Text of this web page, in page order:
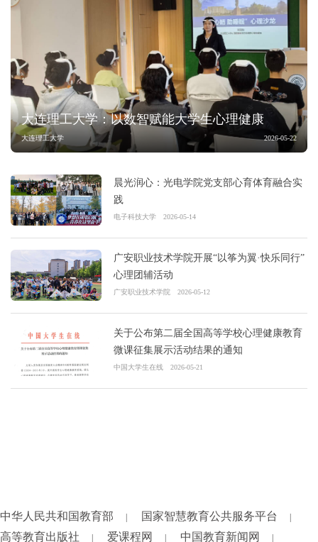
大连理工大学：以数智赋能大学生心理健康
大连理工大学 2026-05-22
晨光润心：光电学院党支部心育体育融合实
践
电子科技大学 2026-05-14
广安职业技术学院开展“以筝为翼·快乐同行”
心理团辅活动
广安职业技术学院 2026-05-12
关于公布第二届全国高等学校心理健康教育
微课征集展示活动结果的通知
中国大学生在线 2026-05-21
中华人民共和国教育部 国家智慧教育公共服务平台
高等教育出版社 爱课程网 中国教育新闻网